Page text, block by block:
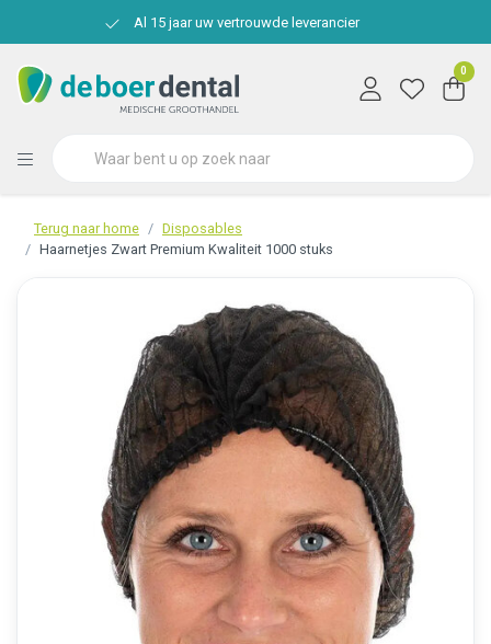
Al 15 jaar uw vertrouwde leverancier
0
Terug naar home
Disposables
Haarnetjes Zwart Premium Kwaliteit 1000 stuks